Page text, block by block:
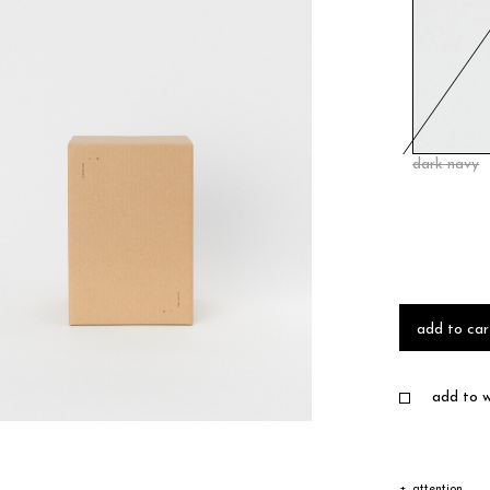
dark navy
add to
add to